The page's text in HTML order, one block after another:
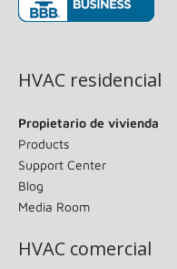
HVAC residencial
Propietario de vivienda
Products
Support Center
Blog
Media Room
HVAC comercial